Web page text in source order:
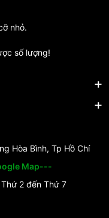
nhỏ.
số lượng!
Hòa Bình, Tp Hồ Chí
Map---
2 đến Thứ 7